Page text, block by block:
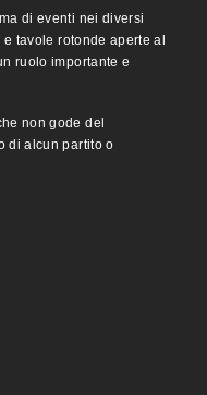
di eventi nei diversi
tavole rotonde aperte al
ruolo importante e
non gode del
di alcun partito o